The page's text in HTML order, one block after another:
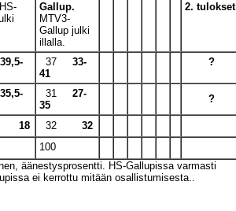
HS-
Gallup.
MTV3-
Gallup julki
illalla.
2. tulokset
39,5-
37 33-
41
?
35,5-
31 27-
35
?
18 32 32
100
äänestysprosentti. HS-Gallupissa varmasti
ei kerrottu mitään osallistumisesta..